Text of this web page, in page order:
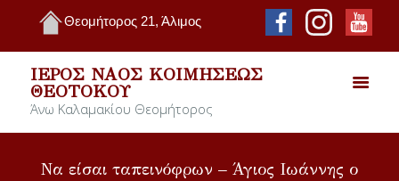
Θεομήτορος 21, Άλιμος
ΙΕΡΌΣ ΝΑΌΣ ΚΟΙΜΉΣΕΩΣ
ΘΕΟΤΌΚΟΥ
Άνω Καλαμακίου Θεομήτορος
Να είσαι ταπεινόφρων – Άγιος Ιωάννης ο